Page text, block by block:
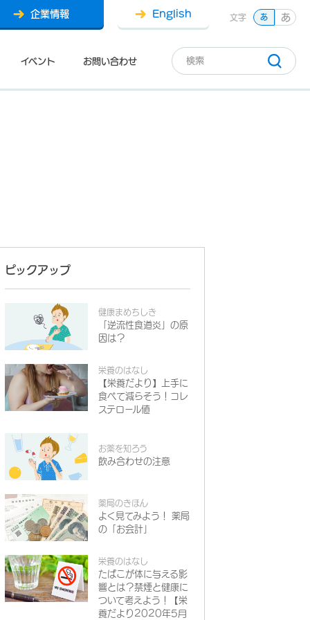
イベント お問い合わせ
企業情報 English 文字 あ あ
ピックアップ
健康まめちしき
「逆流性食道炎」の原
因は？
栄養のはなし
【栄養だより】上手に
食べて減らそう！コレ
ステロール値
お薬を知ろう
飲み合わせの注意
薬局のきほん
よく見てみよう！ 薬局
の「お会計」
栄養のはなし
たばこが体に与える影
響とは？禁煙と健康に
ついて考えよう！【栄
養だより2020年5月